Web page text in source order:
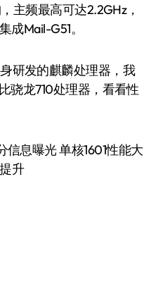
主频最高可达2.2GHz，
成Mail-G51。
研发的麒麟处理器，我
骁龙710处理器，看看性